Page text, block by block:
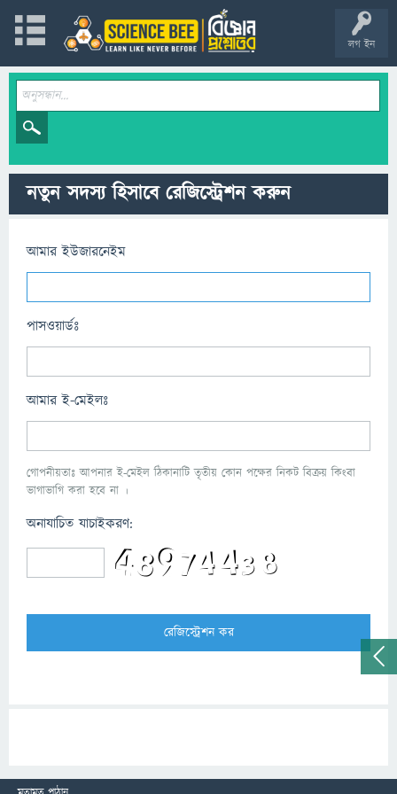
লগ ইন
নতুন সদস্য হিসাবে রেজিস্ট্রেশন করুন
আমার ইউজারনেইম
পাসওয়ার্ডঃ
আমার ই-মেইলঃ
গোপনীয়তাঃ আপনার ই-মেইল ঠিকানাটি তৃতীয় কোন পক্ষের নিকট বিক্রয় কিংবা
ভাগাভাগি করা হবে না ।
অনাযাচিত যাচাইকরণ: